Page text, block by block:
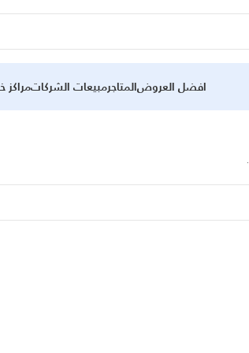
افضل العروضالمتاجرمبيعات الشركاتمراكز